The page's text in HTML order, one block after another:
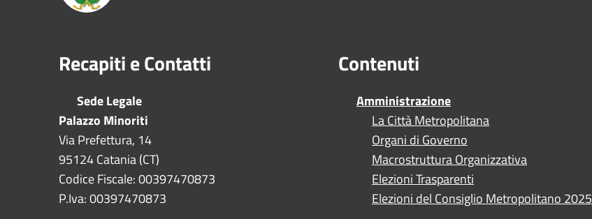
Recapiti e Contatti
Sede Legale
Palazzo Minoriti
Via Prefettura, 14
95124 Catania (CT)
Codice Fiscale: 00397470873
P.Iva: 00397470873
Contenuti
Amministrazione
La Città Metropolitana
Organi di Governo
Macrostruttura Organizzativa
Elezioni Trasparenti
Elezioni del Consiglio Metropolitano 2025